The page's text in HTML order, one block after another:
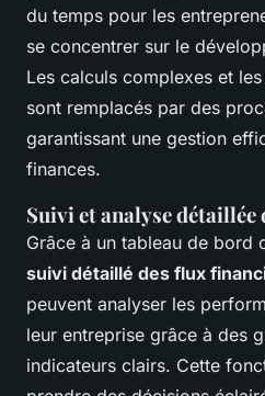
du temps pour les
se concentrer sur le
Les calculs complexes et
sont remplacés par des
garantissant une gestion
finances.
Suivi et analyse
Grâce à un tableau de bord
suivi détaillé des flux
peuvent analyser les
leur entreprise grâce à des
indicateurs clairs. Cette